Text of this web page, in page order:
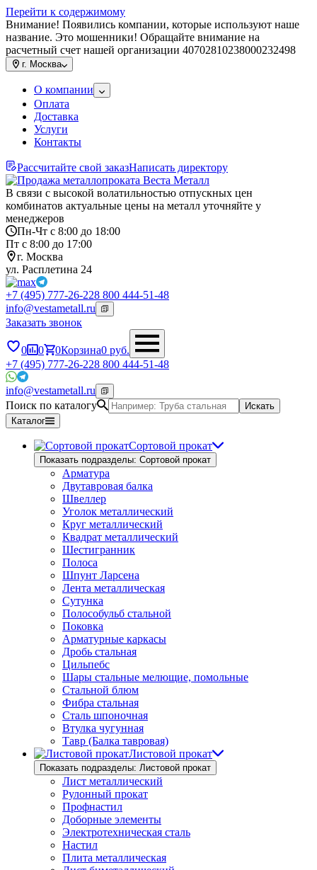
Перейти к содержимому
Внимание! Появились компании, которые используют наше
название. Это мошенники! Обращайте внимание на
расчетный счет нашей организации 40702810238000232498
г. Москва
О компании
Оплата
Доставка
Услуги
Контакты
Рассчитайте свой заказНаписать директору
В связи с высокой волатильностью отпускных цен
комбинатов актуальные цены на металл уточняйте у
менеджеров
Пн-Чт с 8:00 до 18:00
Пт с 8:00 до 17:00
г. Москва
ул. Расплетина 24
+7 (495) 777-26-228 800 444-51-48
info@vestametall.ru
Заказать звонок
0 0 0Корзина0 руб.
+7 (495) 777-26-228 800 444-51-48
info@vestametall.ru
Поиск по каталогу
Искать
Каталог
Сортовой прокат
Показать подразделы: Сортовой прокат
Арматура
Двутавровая балка
Швеллер
Уголок металлический
Круг металлический
Квадрат металлический
Шестигранник
Полоса
Шпунт Ларсена
Лента металлическая
Сутунка
Полособульб стальной
Поковка
Арматурные каркасы
Дробь стальная
Цильпебс
Шары стальные мелющие, помольные
Стальной блюм
Фибра стальная
Сталь шпоночная
Втулка чугунная
Тавр (Балка тавровая)
Листовой прокат
Показать подразделы: Листовой прокат
Лист металлический
Рулонный прокат
Профнастил
Доборные элементы
Электротехническая сталь
Настил
Плита металлическая